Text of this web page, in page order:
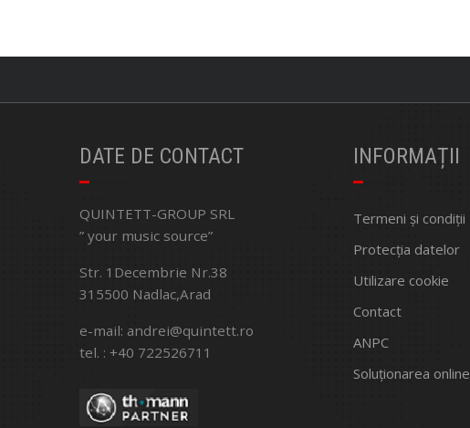
DATE DE CONTACT
QUINTETT-GROUP SRL
” your music source”
Str. 1Decembrie Nr.38
315500 Nadlac,Arad
e-mail: andrei@quintett.ro
tel. : +40 722526711
INFORMAȚII
Termeni și condiții
Protecția datelor
Utilizare cookie
Contact
ANPC
Soluționarea online